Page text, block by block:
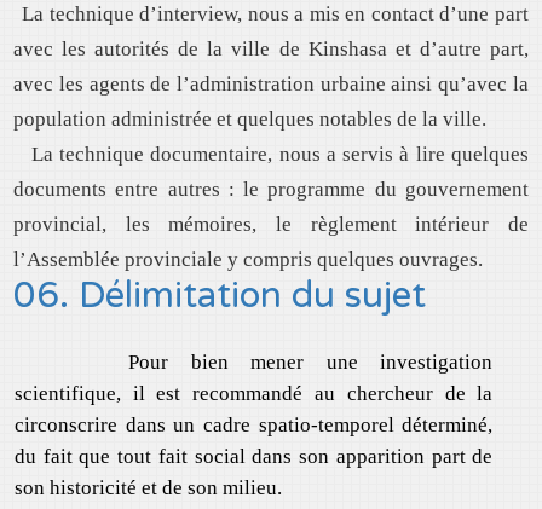
La technique d’interview, nous a mis en contact d’une part
avec les autorités de la ville de Kinshasa et d’autre part,
avec les agents de l’administration urbaine ainsi qu’avec la
population administrée et quelques notables de la ville.
La technique documentaire, nous a servis à lire quelques
documents entre autres : le programme du gouvernement
provincial, les mémoires, le règlement intérieur de
l’Assemblée provinciale y compris quelques ouvrages.
06. Délimitation du sujet
Pour bien mener une investigation
scientifique, il est recommandé au chercheur de la
circonscrire dans un cadre spatio-temporel déterminé,
du fait que tout fait social dans son apparition part de
son historicité et de son milieu.